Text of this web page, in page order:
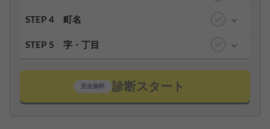
STEP 4 町名
STEP 5 字・丁目
完全無料 診断スタート